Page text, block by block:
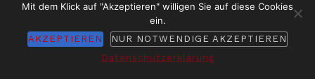
Mit dem Klick auf "Akzeptieren" willigen Sie auf diese Cookies
ein.
AKZEPTIEREN
NUR NOTWENDIGE AKZEPTIEREN
Datenschutzerklärung